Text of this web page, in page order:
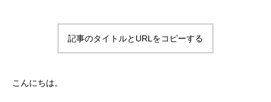
記事のタイトルとURLをコピーする
こんにちは。